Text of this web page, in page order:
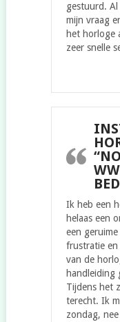
gestuurd.
mijn vraag
het horloge
zeer snelle
Ik heb een
helaas een
een
frustratie
van de
handleiding
Tijdens het
terecht. Ik
zondag,